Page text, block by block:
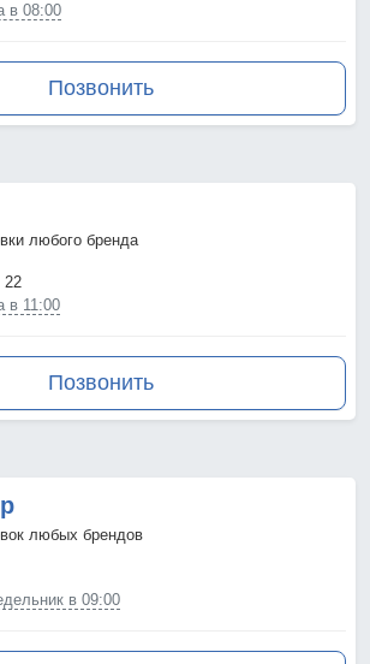
в 08:00
Позвонить
любого бренда
22
в 11:00
Позвонить
любых брендов
в 09:00